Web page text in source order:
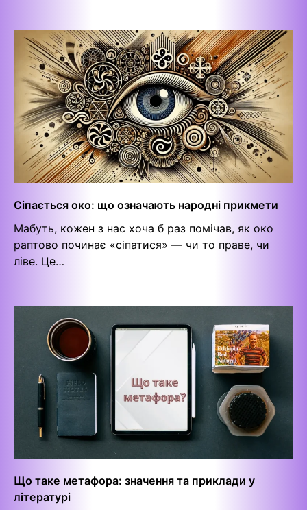
Сіпається око: що означають народні прикмети
Мабуть, кожен з нас хоча б раз помічав, як око
раптово починає «сіпатися» — чи то праве, чи
ліве. Це…
Що таке метафора: значення та приклади у
літературі